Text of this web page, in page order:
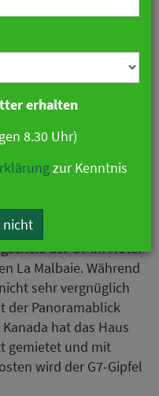
der G7 im Hotel
La Malbaie. Während
sehr vergnüglich
der Panoramablick
hat das Haus
gemietet und mit
wird der G7-Gipfel
erhalten
8.30 Uhr)
zur Kenntnis
nicht